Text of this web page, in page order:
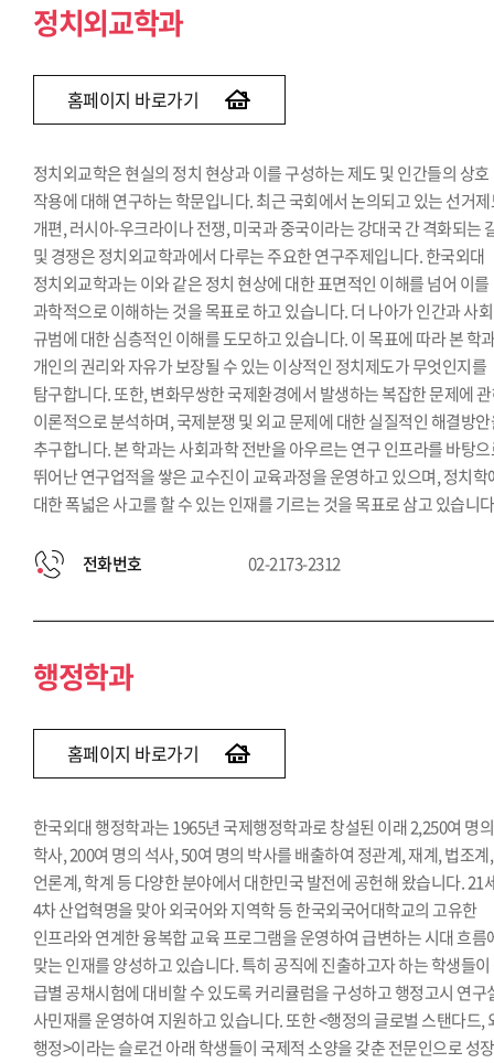
정치외교학과
홈페이지 바로가기
정치외교학은 현실의 정치 현상과 이를 구성하는 제도 및 인간들의 상호
작용에 대해 연구하는 학문입니다. 최근 국회에서 논의되고 있는 선거
개편, 러시아-우크라이나 전쟁, 미국과 중국이라는 강대국 간 격화되는
및 경쟁은 정치외교학과에서 다루는 주요한 연구주제입니다. 한국외대
정치외교학과는 이와 같은 정치 현상에 대한 표면적인 이해를 넘어 이를
과학적으로 이해하는 것을 목표로 하고 있습니다. 더 나아가 인간과 사
규범에 대한 심층적인 이해를 도모하고 있습니다. 이 목표에 따라 본 학
개인의 권리와 자유가 보장될 수 있는 이상적인 정치제도가 무엇인지를
탐구합니다. 또한, 변화무쌍한 국제환경에서 발생하는 복잡한 문제에
이론적으로 분석하며, 국제분쟁 및 외교 문제에 대한 실질적인 해결방
추구합니다. 본 학과는 사회과학 전반을 아우르는 연구 인프라를 바탕
뛰어난 연구업적을 쌓은 교수진이 교육과정을 운영하고 있으며, 정치학
대한 폭넓은 사고를 할 수 있는 인재를 기르는 것을 목표로 삼고 있습니
전화번호 02-2173-2312
행정학과
홈페이지 바로가기
한국외대 행정학과는 1965년 국제행정학과로 창설된 이래 2,250여 명의
학사, 200여 명의 석사, 50여 명의 박사를 배출하여 정관계, 재계, 법조계,
언론계, 학계 등 다양한 분야에서 대한민국 발전에 공헌해 왔습니다. 21
4차 산업혁명을 맞아 외국어와 지역학 등 한국외국어대학교의 고유한
인프라와 연계한 융복합 교육 프로그램을 운영하여 급변하는 시대 흐름
맞는 인재를 양성하고 있습니다. 특히 공직에 진출하고자 하는 학생들
급별 공채시험에 대비할 수 있도록 커리큘럼을 구성하고 행정고시 연구
사민재를 운영하여 지원하고 있습니다. 또한 <행정의 글로벌 스탠다드,
행정>이라는 슬로건 아래 학생들이 국제적 소양을 갖춘 전문인으로 성